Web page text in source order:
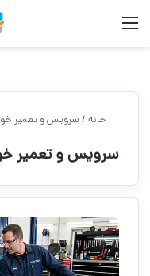
خانه /سرویس و تعمیر
سرویس و تعمیر